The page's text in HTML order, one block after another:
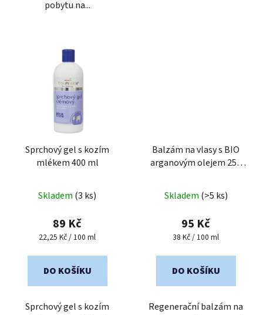
pobytu na...
Sprchový gel s kozím
mlékem 400 ml
Skladem (3 ks)
89 Kč
Měrná
22,25 Kč / 100 ml
DO KOŠÍKU
Sprchový gel s kozím
Balzám na vlasy s BIO
arganovým olejem 250
Skladem (>5 ks)
95 Kč
Měrná
38 Kč / 100 ml
DO KOŠÍKU
Regenerační balzám na